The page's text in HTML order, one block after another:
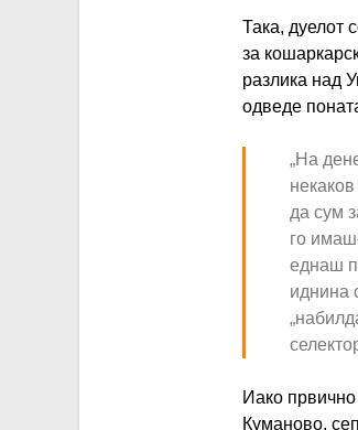
Така, дуелот
за
разлика над
одведе
„На
да сум
го
еднаш
иднина
Иако
Куманово,